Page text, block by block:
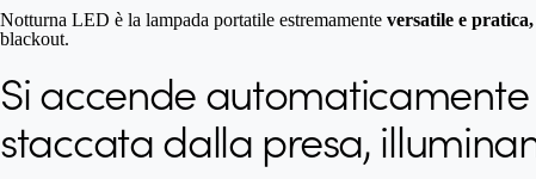
Notturna LED è la lampada portatile estremamente versatile e pratica,
blackout.
Si accende
staccata dalla presa,